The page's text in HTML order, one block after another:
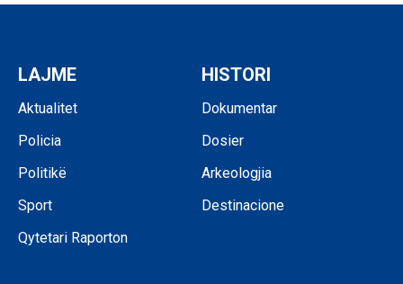
LAJME
Aktualitet
Policia
Politikë
Sport
Qytetari Raporton
HISTORI
Dokumentar
Dosier
Arkeologjia
Destinacione